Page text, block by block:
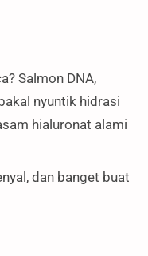
Salmon DNA,
nyuntik hidrasi
hialuronat alami
dan banget buat